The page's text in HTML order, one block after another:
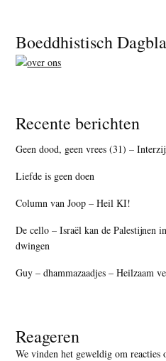
Footer
Boeddhistisch
Recente berichten
Geen dood, geen vrees (31) –
Liefde is geen doen
Column van Joop – Heil KI!
De cello – Israël kan de Palestijnen
dwingen
Guy – dhammazaadjes – Heilzaam
Reageren
We vinden het geweldig om